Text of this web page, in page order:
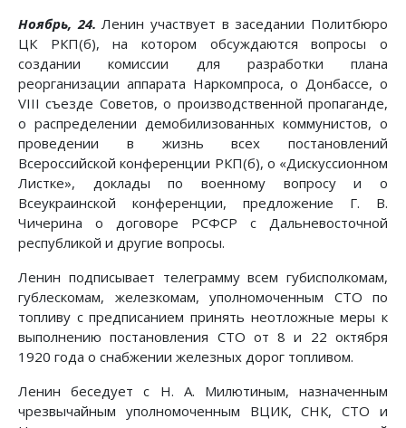
Ноябрь, 24. Ленин участвует в заседании Политбюро
ЦК РКП(б), на котором обсуждаются вопросы о
создании комиссии для разработки плана
реорганизации аппарата Наркомпроса, о Донбассе, о
VIII съезде Советов, о производственной пропаганде,
о распределении демобилизованных коммунистов, о
проведении в жизнь всех постановлений
Всероссийской конференции РКП(б), о «Дискуссионном
Листке», доклады по военному вопросу и о
Всеукраинской конференции, предложение Г. В.
Чичерина о договоре РСФСР с Дальневосточной
республикой и другие вопросы.
Ленин подписывает телеграмму всем губисполкомам,
гублескомам, железкомам, уполномоченным СТО по
топливу с предписанием принять неотложные меры к
выполнению постановления СТО от 8 и 22 октября
1920 года о снабжении железных дорог топливом.
Ленин беседует с Н. А. Милютиным, назначенным
чрезвычайным уполномоченным ВЦИК, СНК, СТО и